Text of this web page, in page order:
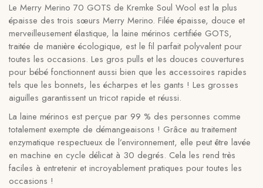
Le Merry Merino 70 GOTS de Kremke Soul Wool est la plus
épaisse des trois sœurs Merry Merino. Filée épaisse, douce et
merveilleusement élastique, la laine mérinos certifiée GOTS,
traitée de manière écologique, est le fil parfait polyvalent pour
toutes les occasions. Les gros pulls et les douces couvertures
pour bébé fonctionnent aussi bien que les accessoires rapides
tels que les bonnets, les écharpes et les gants ! Les grosses
aiguilles garantissent un tricot rapide et réussi.
La laine mérinos est perçue par 99 % des personnes comme
totalement exempte de démangeaisons ! Grâce au traitement
enzymatique respectueux de l’environnement, elle peut être lavée
en machine en cycle délicat à 30 degrés. Cela les rend très
faciles à entretenir et incroyablement pratiques pour toutes les
occasions !